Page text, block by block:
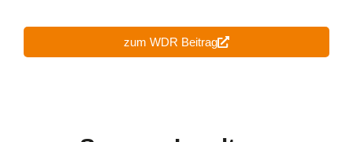
zum WDR Beitrag